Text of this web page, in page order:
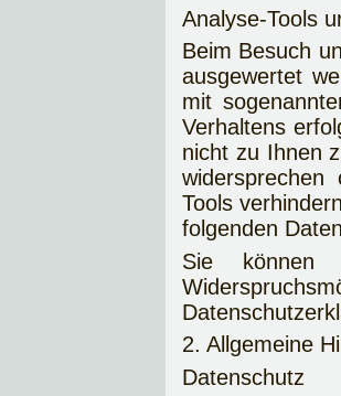
Analyse-Tools
Beim Besuch
ausgewertet
mit
Verhaltens
nicht zu Ihnen
Tools
folgenden
Sie können
2. Allgemeine
Datenschutz